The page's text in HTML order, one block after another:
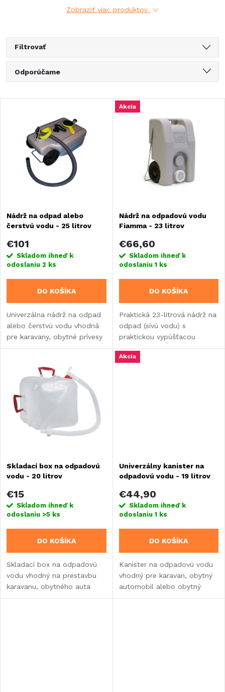
Zobraziť viac produktov
Filtrovať
R
a
e
p
r
o
d
u
t
Odporúčame
Najpredávanejšie
Abecedne
s
p
r
o
d
u
o
Nádrž na odpad alebo
čerstvú vodu - 25 litrov
€101
Skladom ihneď k
odoslaniu 2 ks
DO KOŠÍKA
Univerzálna nádrž na odpad
alebo čerstvú vodu vhodná
pre karavany, obytné prívesy
a stavby pre karavany.
Akcia
Nádrž na odpadovú vodu
Fiamma - 23 litrov
€66,60
Skladom ihneď k
odoslaniu1 ks
DO KOŠÍKA
Praktická 23-litrová nádrž na
odpad (sivú vodu) s
praktickou vypúšťacou
zátkou, vhodná na prestavbu
karavanu, obytného auta a
Skladací box na odpadovú
vodu - 20 litrov
€15
Skladom ihneď k
odoslaniu >5 ks
DO KOŠÍKA
Skladací box na odpadovú
vodu vhodný na prestavbu
karavanu, obytného auta
alebo obytného prívesu.
Akcia
Univerzálny kanister na
odpadovú vodu - 19 litrov
€44,90
Skladom ihneď k
odoslaniu1 ks
DO KOŠÍKA
Kanister na odpadovú vodu
vhodný pre karavan, obytný
automobil alebo obytný
príves.